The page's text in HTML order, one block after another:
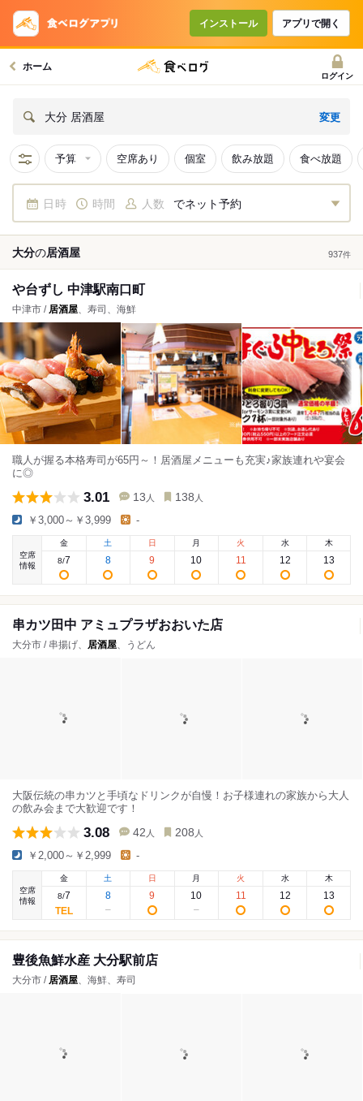
インストール アプリで開く
ホーム
ログイン
大分 居酒屋 変更
予算 空席あり 個室 飲み放題 食べ放題
日時 時間 人数 でネット予約
大分の居酒屋 937件
や台ずし 中津駅南口町
中津市 / 居酒屋、寿司、海鮮
職人が握る本格寿司が65円～！居酒屋メニューも充実♪家族連れや宴会
に◎
3.01 13 人 138 人
￥3,000～￥3,999 -
空席
情報
金
8/7
土
8
日
9
月
10
火
11
水
12
木
13
串カツ田中 アミュプラザおおいた店
大分市 / 串揚げ、 居酒屋、うどん
大阪伝統の串カツと手頃なドリンクが自慢！お子様連れの家族から大人
の飲み会まで大歓迎です！
3.08 42 人 208 人
￥2,000～￥2,999 -
空席
情報
金
8/7
土
8
日
9
月
10
火
11
水
12
木
13
豊後魚鮮水産 大分駅前店
大分市 / 居酒屋、海鮮、寿司